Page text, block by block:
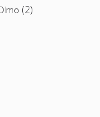
(2)